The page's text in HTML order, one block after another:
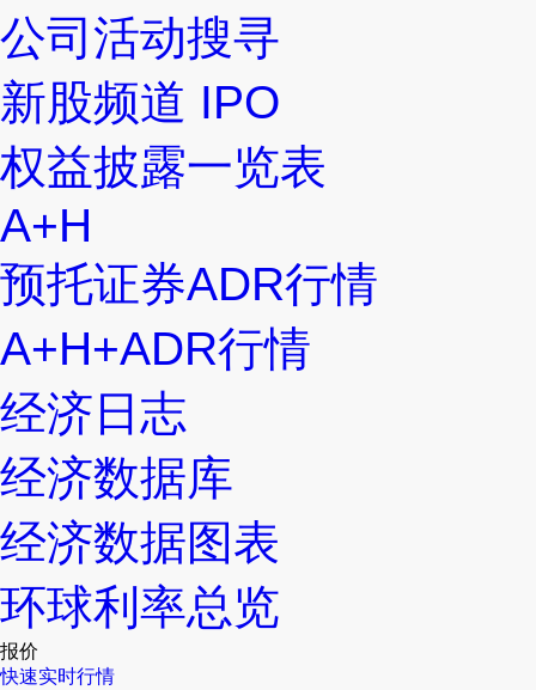
公司活动搜寻
新股频道 IPO
权益披露一览表
A+H
预托证券ADR行情
A+H+ADR行情
经济日志
经济数据库
经济数据图表
环球利率总览
报价
快速实时行情